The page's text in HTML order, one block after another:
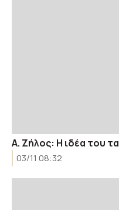
Α. Ζήλος: Η ιδέα του
03/11 08:32